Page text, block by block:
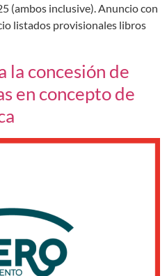
(ambos inclusive). Anuncio con
listados provisionales libros
la concesión de
en concepto de